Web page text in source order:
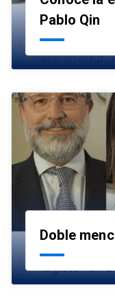
Pablo Qin
Doble